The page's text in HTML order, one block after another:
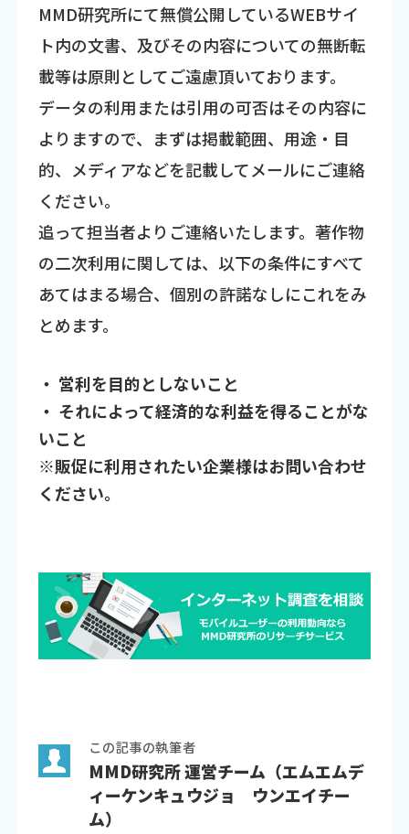
MMD研究所にて無償公開しているWEBサイ
ト内の文書、及びその内容についての無断転
載等は原則としてご遠慮頂いております。
データの利用または引用の可否はその内容に
よりますので、まずは掲載範囲、用途・目
的、メディアなどを記載してメールにご連絡
ください。
追って担当者よりご連絡いたします。著作物
の二次利用に関しては、以下の条件にすべて
あてはまる場合、個別の許諾なしにこれをみ
とめます。
・ 営利を目的としないこと
・ それによって経済的な利益を得ることがな
いこと
※販促に利用されたい企業様はお問い合わせ
ください。
この記事の執筆者
MMD研究所 運営チーム（エムエムデ
ィーケンキュウジョ ウンエイチー
ム）